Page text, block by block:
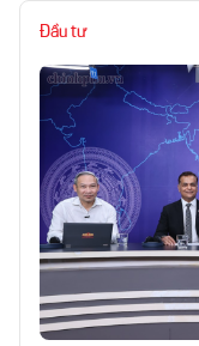
Đầu tư